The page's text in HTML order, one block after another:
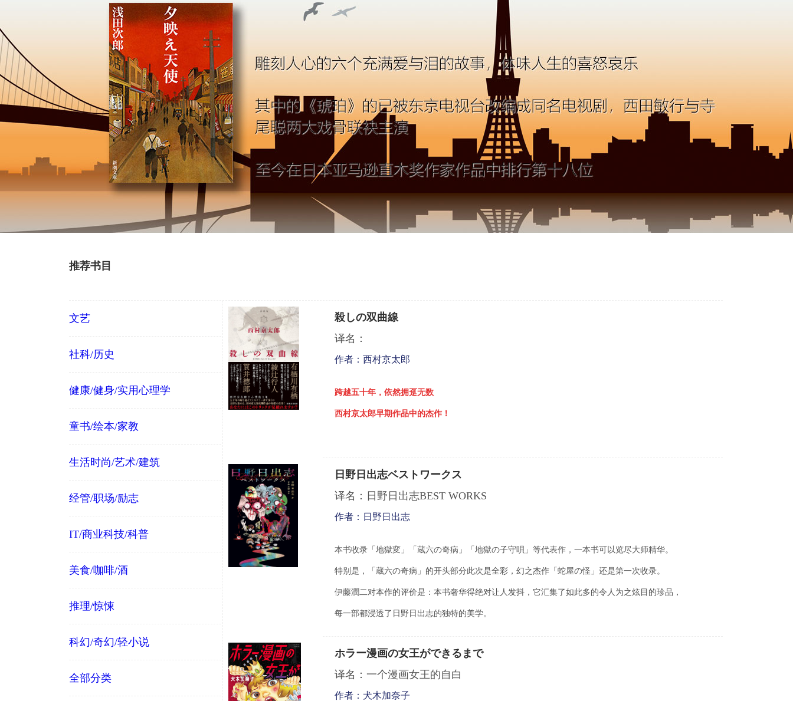
推荐书目
文艺
社科/历史
健康/健身/实用心理学
童书/绘本/家教
生活时尚/艺术/建筑
经管/职场/励志
IT/商业科技/科普
美食/咖啡/酒
推理/惊悚
科幻/奇幻/轻小说
全部分类
殺しの双曲線
译名：
作者：西村京太郎
跨越五十年，依然拥趸无数
西村京太郎早期作品中的杰作！
日野日出志ベストワークス
译名：日野日出志BEST WORKS
作者：日野日出志
本书收录「地獄変」「蔵六の奇病」「地獄の子守唄」等代表作，一本书可以览尽大师精华。
特别是，「蔵六の奇病」的开头部分此次是全彩，幻之杰作「蛇屋の怪」还是第一次收录。
伊藤潤二对本作的评价是：本书奢华得绝对让人发抖，它汇集了如此多的令人为之炫目的珍品，
每一部都浸透了日野日出志的独特的美学。
ホラー漫画の女王ができるまで
译名：一个漫画女王的自白
作者：犬木加奈子